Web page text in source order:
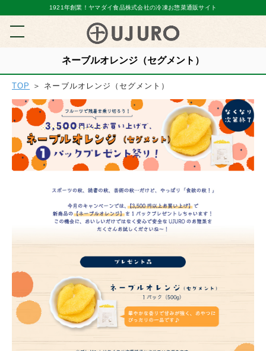
1921年創業！ヤマダイ食品株式会社の冷凍お惣菜通販サイト
ネーブルオレンジ（セグメント）
TOP ＞ ネーブルオレンジ（セグメント）